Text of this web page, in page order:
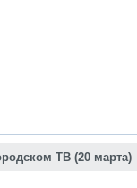
ТВ (20 марта)